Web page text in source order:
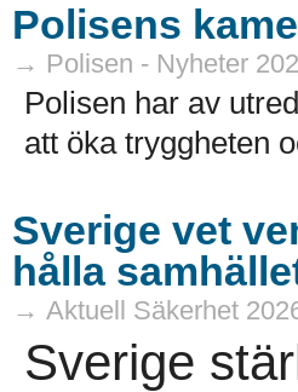
Polisens
→ Polisen - Nyheter
Polisen har av
att öka tryggheten
Sverige vet
hålla
→ Aktuell Säkerhet
Sverige